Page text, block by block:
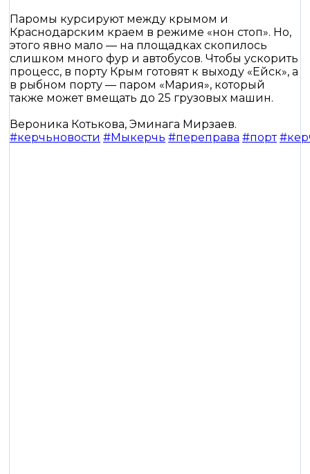
Паромы курсируют между крымом и
Краснодарским краем в режиме «нон стоп». Но,
этого явно мало — на площадках скопилось
слишком много фур и автобусов. Чтобы ускорить
процесс, в порту Крым готовят к выходу «Ейск», а
в рыбном порту — паром «Мария», который
также может вмещать до 25 грузовых машин.
Вероника Котькова, Эминага Мирзаев.
#керчьновости #Мыкерчь #переправа #порт